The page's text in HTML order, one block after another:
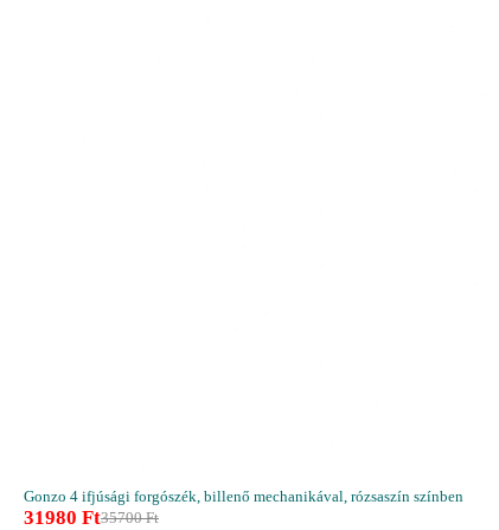
Gonzo 4 ifjúsági forgószék, billenő mechanikával, rózsaszín színben
35700Ft
31980 Ft